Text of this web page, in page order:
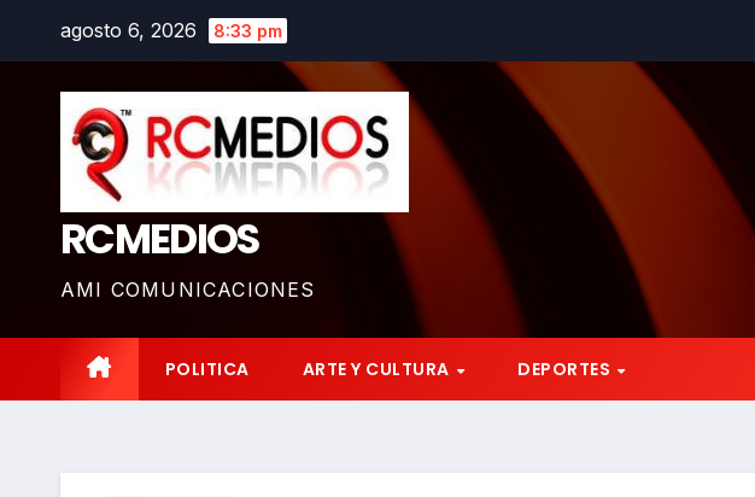
contenido
agosto 6, 2026 8:33 pm
RCMEDIOS
AMI COMUNICACIONES
POLITICA ARTE Y CULTURA DEPORTES